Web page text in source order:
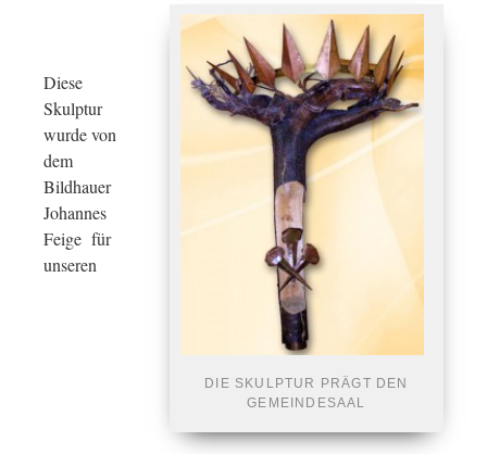
DIE SKULPTUR PRÄGT DEN
GEMEINDESAAL
Diese
Skulptur
wurde von
dem
Bildhauer
Johannes
Feige für
unseren